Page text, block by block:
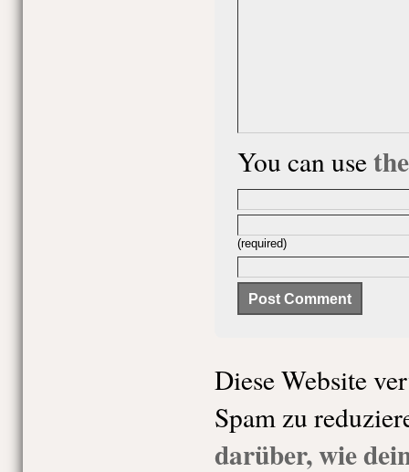
You can use
(required)
Diese Website
Spam zu
darüber, wie